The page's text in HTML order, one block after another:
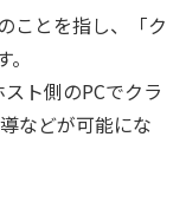
ことを指し、「ク
ト側のPCでクラ
などが可能にな